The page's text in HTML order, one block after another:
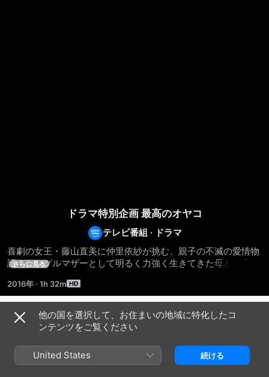
ドラマ特別企画 最高のオヤコ
テレビ番組 · ドラマ
喜劇の女王・藤山直美に仲里依紗が挑む、親子の不滅の愛情物
語！シングルマザーとして明るく力強く生きてきた母と、自慢
ている。だが、娘が将来を考え始めた今、２人の関係にも変化
が訪れていた。そんな娘が、母への感謝と将来の夢との間に揺
れる姿が見どころ。共演には賀来千香子、榎木孝明、六平直
政、小倉久寛と実力派キャストが集結している。（MBS製作）
【ストーリー】 みどり（藤山直美）は、商店街で居酒屋を営む
底抜けに明るい働き者。大学の建築学科に通う娘・さゆみ（仲
里依紗）を女手ひとつで育ててきた。だが、卒業後の就職先が
さらに見る
2016年 · 1h 32m
シーズン 1
他の国を選択して、お住まいの地域に特化したコ
ンテンツをご覧ください
United States 続ける